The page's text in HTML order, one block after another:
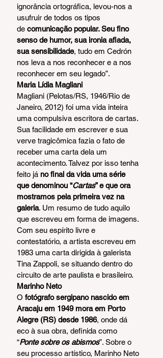
ignorância ortográfica, levou-nos a
usufruir de todos os tipos
de comunicação popular. Seu fino
senso de humor, sua ironia afiada,
sua sensibilidade, tudo em Cedrón
nos leva a nos reconhecer e a nos
reconhecer em seu legado”.
Maria Lídia Magliani
Magliani (Pelotas/RS, 1946/Rio de
Janeiro, 2012) foi uma vida inteira
uma compulsiva escritora de cartas.
Sua facilidade em escrever e sua
verve tragicômica fazia o fato de
receber uma carta dela um
acontecimento. Talvez por isso tenha
feito já no final da vida uma série
que denominou “Cartas” e que ora
mostramos pela primeira vez na
galeria. Um resumo de tudo aquilo
que escreveu em forma de imagens.
Com seu espírito livre e
contestatório, a artista escreveu em
1983 uma carta dirigida à galerista
Tina Zappoli, se situando dentro do
circuito de arte paulista e brasileiro.
Marinho Neto
O fotógrafo sergipano nascido em
Aracaju em 1949 mora em Porto
Alegre (RS) desde 1986, onde dá
eco à sua obra, definida como
“Ponte sobre os abismos”. Sobre o
seu processo artístico, Marinho Neto